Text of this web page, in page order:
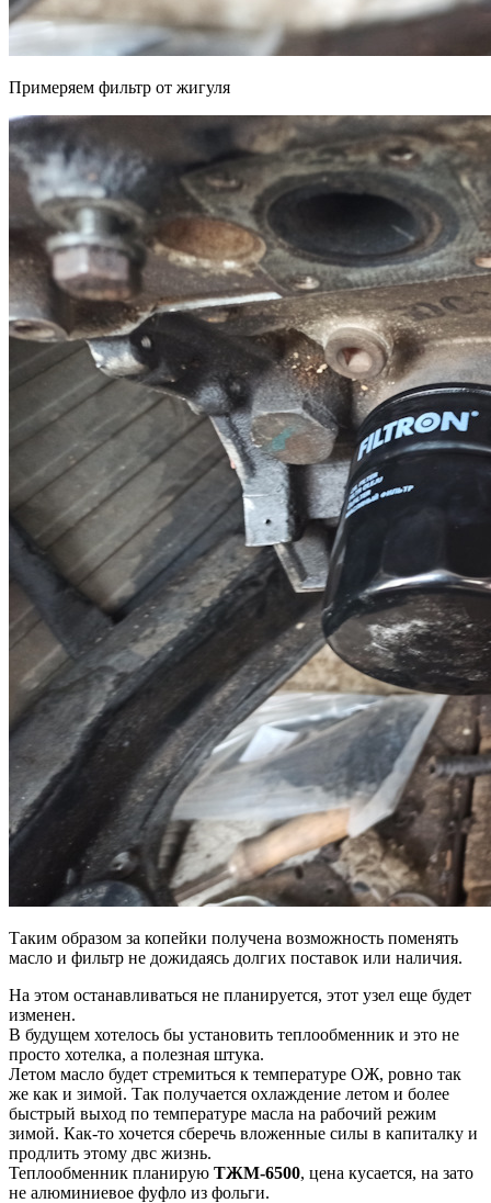
Примеряем фильтр от жигуля
Таким образом за копейки получена возможность поменять
масло и фильтр не дожидаясь долгих поставок или наличия.
На этом останавливаться не планируется, этот узел еще будет
изменен.
В будущем хотелось бы установить теплообменник и это не
просто хотелка, а полезная штука.
Летом масло будет стремиться к температуре ОЖ, ровно так
же как и зимой. Так получается охлаждение летом и более
быстрый выход по температуре масла на рабочий режим
зимой. Как-то хочется сберечь вложенные силы в капиталку и
продлить этому двс жизнь.
Теплообменник планирую ТЖМ-6500, цена кусается, на зато
не алюминиевое фуфло из фольги.